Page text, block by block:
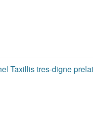
Taxillis tres-digne